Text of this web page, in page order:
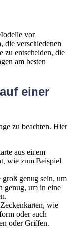
von
die verschiedenen
zu entscheiden, die
am besten
einer
zu beachten. Hier
aus einem
wie zum Beispiel
genug sein, um
genug, um in eine
wie
oder auch
oder Griffen.